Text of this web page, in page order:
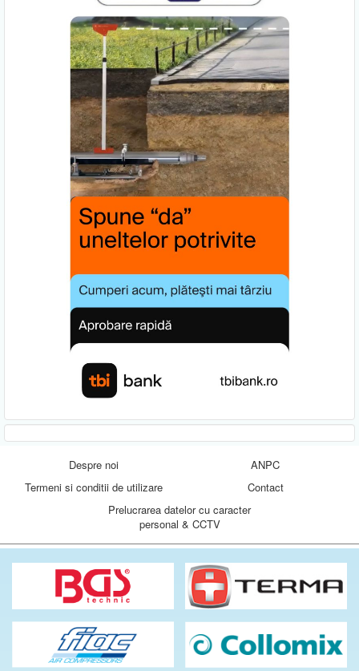
Despre noi
ANPC
Termeni si conditii de utilizare
Contact
Prelucrarea datelor cu caracter
personal & CCTV